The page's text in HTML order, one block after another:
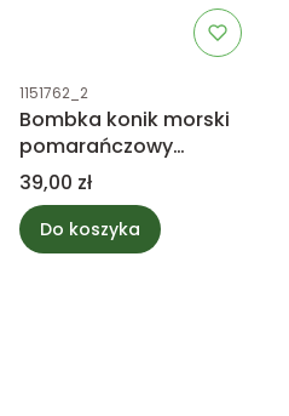
Kod produktu
1151762_2
Bombka konik morski
pomarańczowy
28x16cm
Cena
39,00 zł
Do koszyka